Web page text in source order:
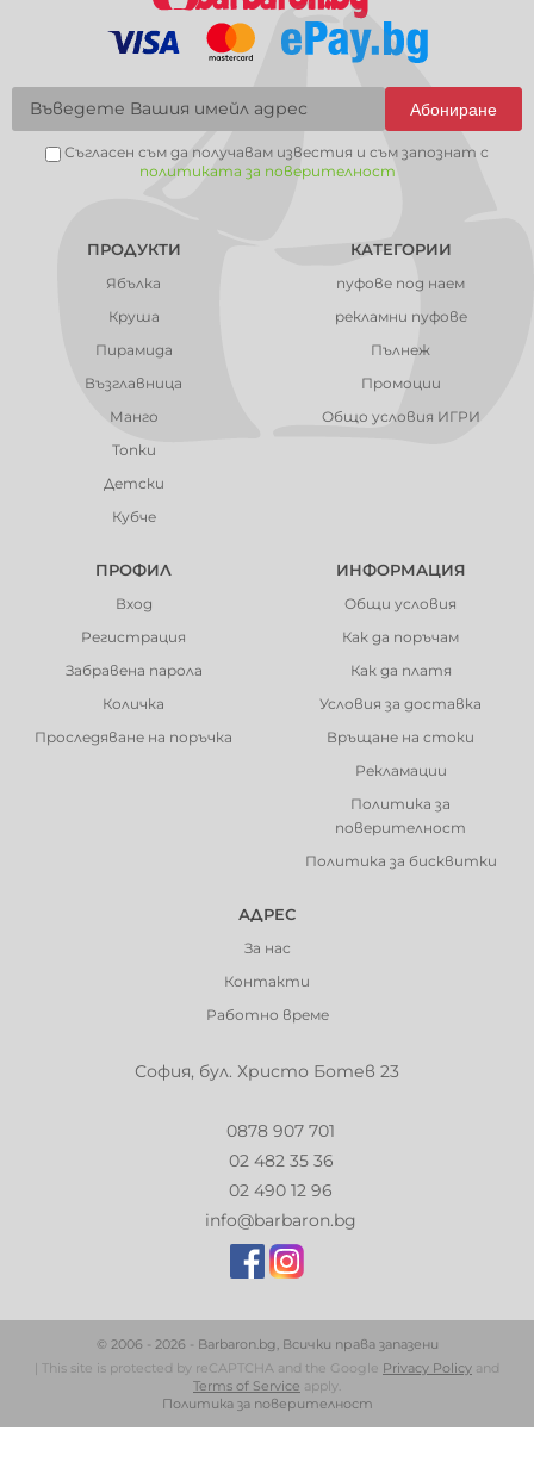
Абониране
Съгласен съм да получавам известия и съм запознат с
политиката за поверителност
ПРОДУКТИ
Ябълка
Круша
Пирамида
Възглавница
Манго
Топки
Детски
Кубче
КАТЕГОРИИ
пуфове под наем
рекламни пуфове
Пълнеж
Промоции
Общо условия ИГРИ
ПРОФИЛ
Вход
Регистрация
Забравена парола
Количка
Проследяване на поръчка
ИНФОРМАЦИЯ
Общи условия
Как да поръчам
Как да платя
Условия за доставка
Връщане на стоки
Рекламации
Политика за
поверителност
Политика за бисквитки
АДРЕС
За нас
Контакти
Работно време
София, бул. Христо Ботев 23
0878 907 701
02 482 35 36
02 490 12 96
info@barbaron.bg
© 2006 - 2026 - Barbaron.bg, Всички права запазени
| This site is protected by reCAPTCHA and the Google Privacy Policy and
Terms of Service apply.
Политика за поверителност